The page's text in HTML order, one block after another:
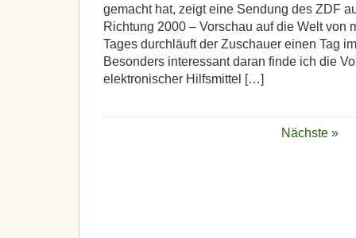
gemacht hat, zeigt eine Sendung des ZDF
Richtung 2000 – Vorschau auf die Welt von
Tages durchläuft der Zuschauer einen Tag
Besonders interessant daran finde ich die
elektronischer Hilfsmittel […]
Nächste »